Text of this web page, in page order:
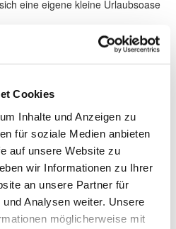
Cookies
Inhalte und Anzeigen zu
für soziale Medien anbieten
auf unsere Website zu
wir Informationen zu Ihrer
an unsere Partner für
Analysen weiter. Unsere
möglicherweise mit
eine eigene kleine Urlaubsoase